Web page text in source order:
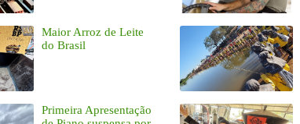
Maior Arroz de Leite
do Brasil
Primeira Apresentação